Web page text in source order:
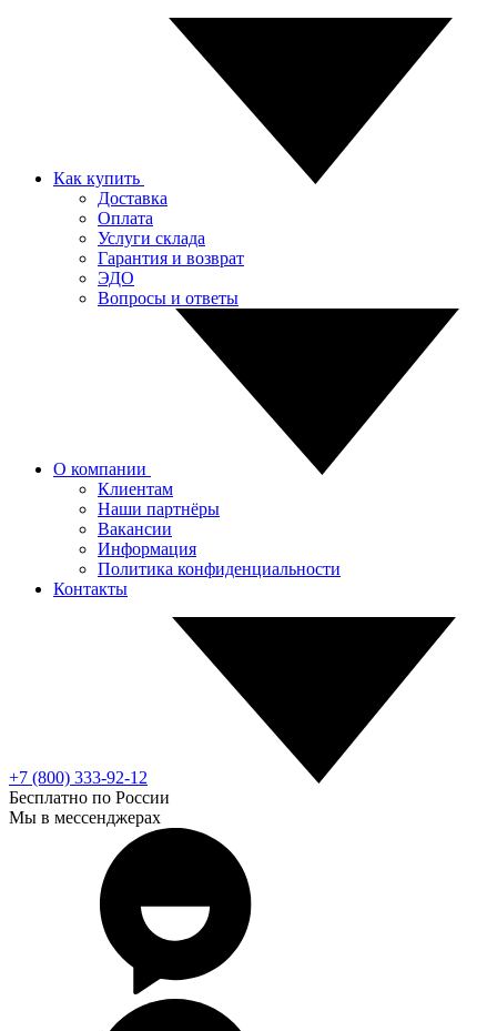
Как купить
Доставка
Оплата
Услуги склада
Гарантия и возврат
ЭДО
Вопросы и ответы
О компании
Клиентам
Наши партнёры
Вакансии
Информация
Политика конфиденциальности
Контакты
+7 (800) 333-92-12
Бесплатно по России
Мы в мессенджерах